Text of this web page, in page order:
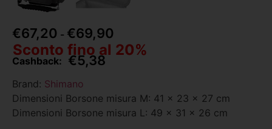
€67,20 - €69,90
Sconto fino al 20%
Cashback: €5,38
Brand: Shimano
Dimensioni Borsone misura M: 41 x 23 x 27 cm
Dimensioni Borsone misura L: 49 x 31 x 26 cm